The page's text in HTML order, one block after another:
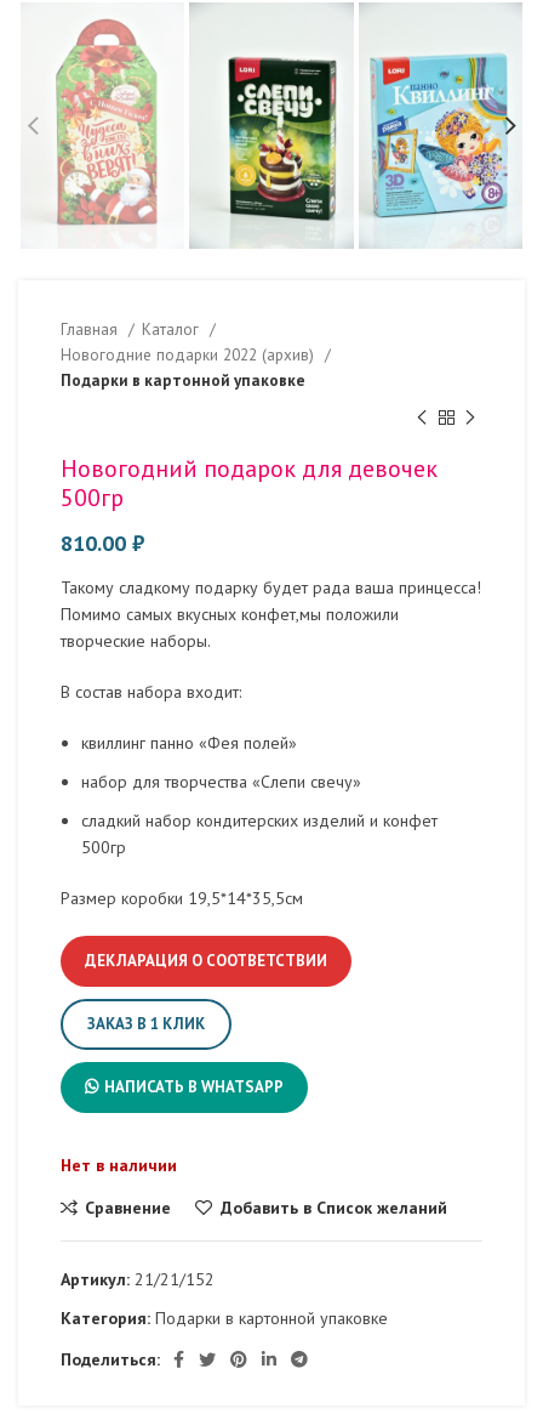
Главная
Каталог
Новогодние подарки 2022 (архив)
Подарки в картонной упаковке
Новогодний подарок для девочек
500гр
810.00 ₽
Такому сладкому подарку будет рада ваша принцесса!
Помимо самых вкусных конфет,мы положили
творческие наборы.
В состав набора входит:
квиллинг панно «Фея полей»
набор для творчества «Слепи свечу»
сладкий набор кондитерских изделий и конфет
500гр
Размер коробки 19,5*14*35,5см
ДЕКЛАРАЦИЯ О СООТВЕТСТВИИ
ЗАКАЗ В 1 КЛИК
НАПИСАТЬ В WHATSAPP
Нет в наличии
Сравнение
Добавить в Список желаний
Артикул: 21/21/152
Категория: Подарки в картонной упаковке
Поделиться: